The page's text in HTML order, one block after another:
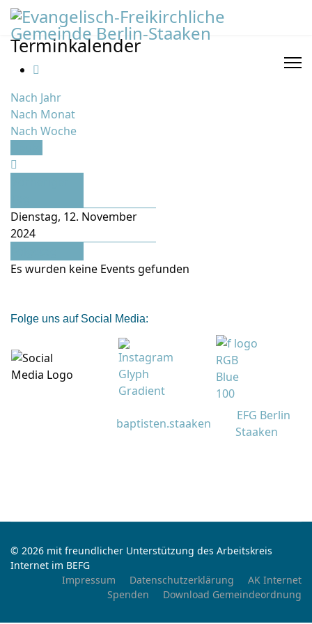
Terminkalender
Nach Jahr
Nach Monat
Nach Woche
Dienstag, 12. November
2024
Es wurden keine Events gefunden
Folge uns auf Social Media:
baptisten.staaken
EFG Berlin
Staaken
© 2026 mit freundlicher Unterstützung des Arbeitskreis
Internet im BEFG
Impressum
Datenschutzerklärung
AK Internet
Spenden
Download Gemeindeordnung